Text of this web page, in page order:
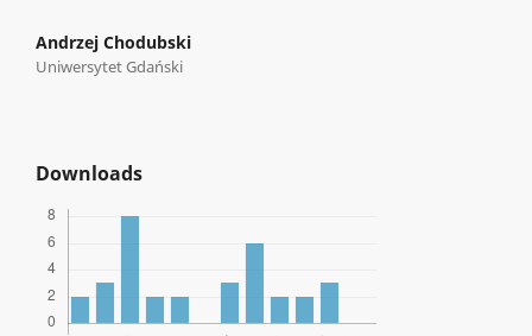
Andrzej Chodubski
Uniwersytet Gdański
Downloads